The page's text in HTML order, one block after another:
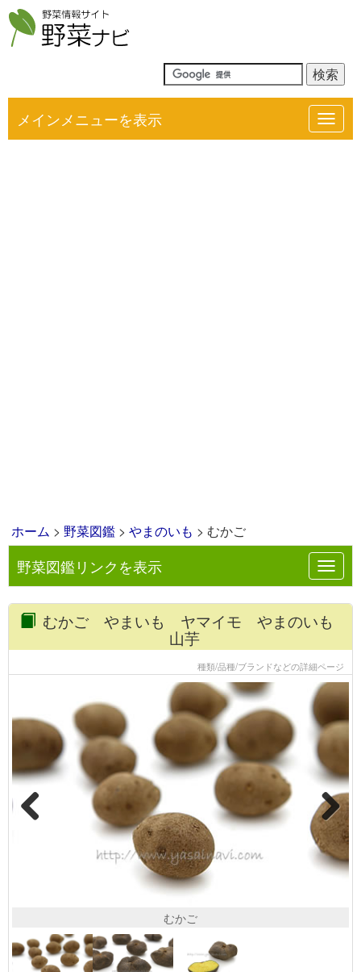
メインメニューを表示
ホーム > 野菜図鑑 > やまのいも > むかご
野菜図鑑リンクを表示
むかご やまいも ヤマイモ やまのいも
山芋
種類/品種/ブランドなどの詳細ページ
むかご